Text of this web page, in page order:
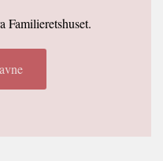
Familieretshuset.